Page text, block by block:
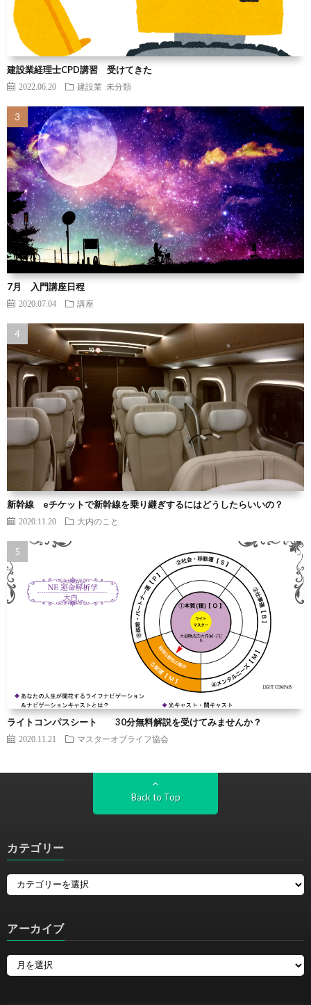
建設業経理士CPD講習 受けてきた
2022.06.20 建設業 未分類
7月 入門講座日程
2020.07.04 講座
新幹線 eチケットで新幹線を乗り継ぎするにはどうしたらいいの？
2020.11.20 大内のこと
ライトコンパスシート 30分無料解説を受けてみませんか？
2020.11.21 マスターオブライフ協会
Back to Top
カテゴリー
アーカイブ